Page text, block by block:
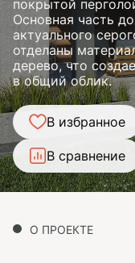
покрытой
Основная часть
актуального
отделаны
дерево, что
в общий облик.
В избранное
В сравнение
О ПРОЕКТЕ